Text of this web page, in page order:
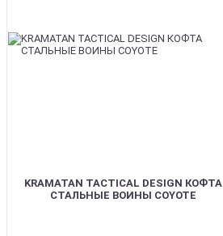
KRAMATAN TACTICAL DESIGN КОФТА
СТАЛЬНЫЕ ВОИНЫ COYOTE